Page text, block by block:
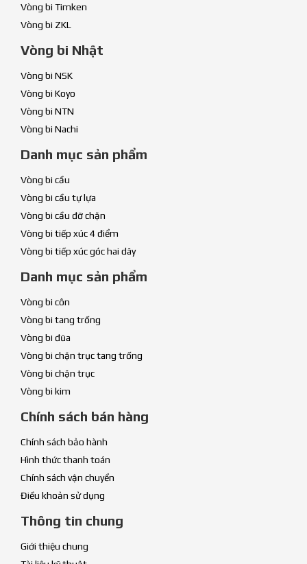
Vòng bi Timken
Vòng bi ZKL
Vòng bi Nhật
Vòng bi NSK
Vòng bi Koyo
Vòng bi NTN
Vòng bi Nachi
Danh mục sản phẩm
Vòng bi cầu
Vòng bi cầu tự lựa
Vòng bi cầu đỡ chặn
Vòng bi tiếp xúc 4 điểm
Vòng bi tiếp xúc góc hai dãy
Danh mục sản phẩm
Vòng bi côn
Vòng bi tang trống
Vòng bi đũa
Vòng bi chặn trục tang trống
Vòng bi chặn trục
Vòng bi kim
Chính sách bán hàng
Chính sách bảo hành
Hình thức thanh toán
Chính sách vận chuyển
Điều khoản sử dụng
Thông tin chung
Giới thiệu chung